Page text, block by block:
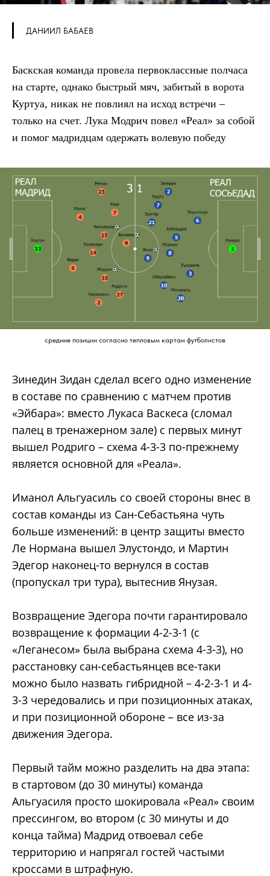
ДАНИИЛ БАБАЕВ
Баскская команда провела первоклассные полчаса
на старте, однако быстрый мяч, забитый в ворота
Куртуа, никак не повлиял на исход встречи –
только на счет. Лука Модрич повел «Реал» за собой
и помог мадридцам одержать волевую победу
средние позиции согласно тепловым картам футболистов
Зинедин Зидан сделал всего одно изменение
в составе по сравнению с матчем против
«Эйбара»: вместо Лукаса Васкеса (сломал
палец в тренажерном зале) с первых минут
вышел Родриго – схема 4-3-3 по-прежнему
является основной для «Реала».
Иманол Альгуасиль со своей стороны внес в
состав команды из Сан-Себастьяна чуть
больше изменений: в центр защиты вместо
Ле Нормана вышел Элустондо, и Мартин
Эдегор наконец-то вернулся в состав
(пропускал три тура), вытеснив Янузая.
Возвращение Эдегора почти гарантировало
возвращение к формации 4-2-3-1 (с
«Леганесом» была выбрана схема 4-3-3), но
расстановку сан-себастьянцев все-таки
можно было назвать гибридной – 4-2-3-1 и 4-
3-3 чередовались и при позиционных атаках,
и при позиционной обороне – все из-за
движения Эдегора.
Первый тайм можно разделить на два этапа:
в стартовом (до 30 минуты) команда
Альгуасиля просто шокировала «Реал» своим
прессингом, во втором (с 30 минуты и до
конца тайма) Мадрид отвоевал себе
территорию и напрягал гостей частыми
кроссами в штрафную.